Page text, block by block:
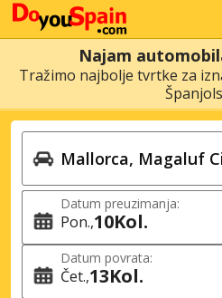
Najam
Tražimo najbolje tvrtke za
Datum preuzimanja:
Pon. 10Kol.
Datum povrata:
Čet. 13Kol.